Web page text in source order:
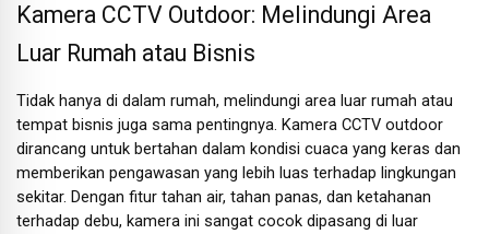
Kamera CCTV Outdoor: Melindungi Area
Luar Rumah atau Bisnis
Tidak hanya di dalam rumah, melindungi area luar rumah atau
tempat bisnis juga sama pentingnya. Kamera CCTV outdoor
dirancang untuk bertahan dalam kondisi cuaca yang keras dan
memberikan pengawasan yang lebih luas terhadap lingkungan
sekitar. Dengan fitur tahan air, tahan panas, dan ketahanan
terhadap debu, kamera ini sangat cocok dipasang di luar